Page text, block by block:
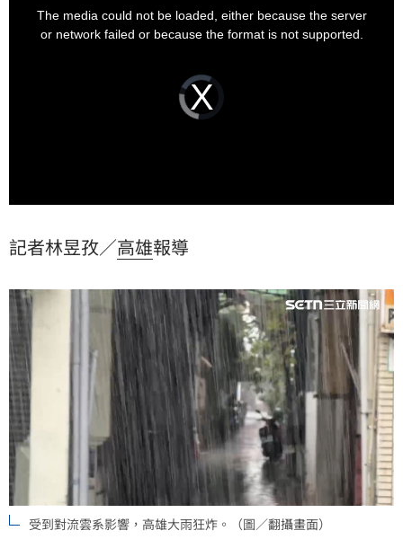
Video
Player
is
loading.
The media could not be loaded, either because the server
or network failed or because the format is not supported.
記者林昱孜／高雄報導
受到對流雲系影響，高雄大雨狂炸。（圖／翻攝畫面）